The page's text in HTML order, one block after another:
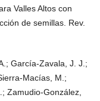
Valles Altos con
de semillas. Rev.
García-Zavala, J. J.;
Macías, M.;
Zamudio-González,